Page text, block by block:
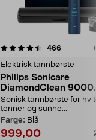
466
Elektrisk tannbørste
Philips Sonicare
DiamondClean 9000
elektrisk tannbørste,
Edition
Sonisk tannbørste for
tenner og sunne...
Farge: Blå
999,00
4.5 av 5 stjerner